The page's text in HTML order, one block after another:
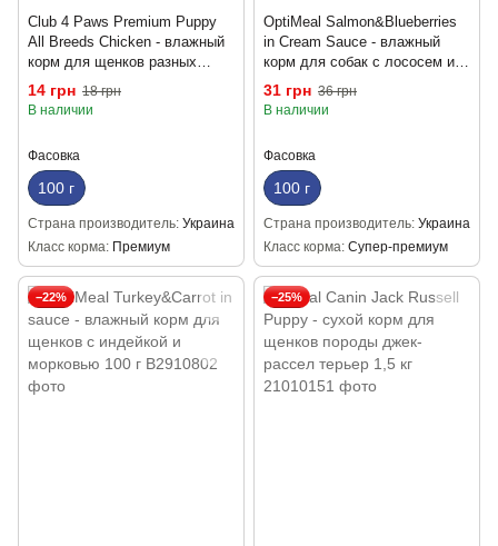
Club 4 Paws Premium Puppy
All Breeds Chicken - влажный
корм для щенков разных
пород с курицей (кусочки в
желе) 100г
14 грн 18 грн
В наличии
Фасовка
100 г
Страна производитель Украина
Класс корма Премиум
OptiMeal Salmon&Blueberries
in Cream Sauce - влажный
корм для собак с лососем и
голубикой в кремовом соусе
100 г
31 грн 36 грн
В наличии
Фасовка
100 г
Страна производитель Украина
Класс корма Супер-премиум
−22% −25%